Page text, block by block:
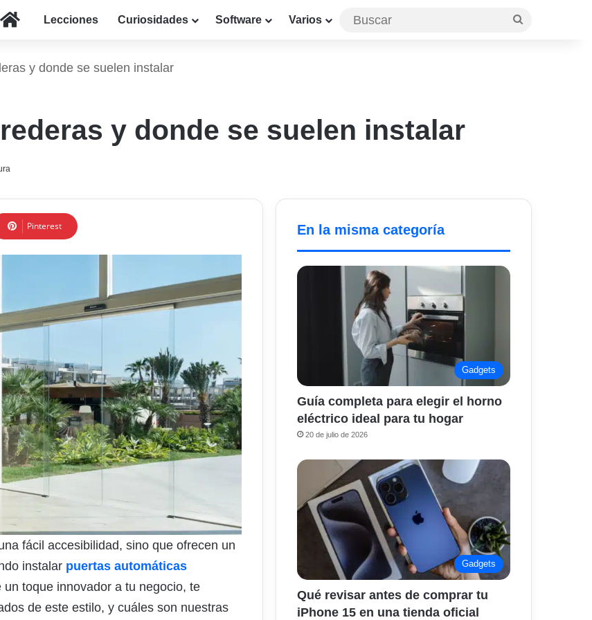
InicioLecciones Curiosidades Software Varios
y donde se suelen instalar
y donde se suelen instalar
Pinterest
fácil accesibilidad, sino que ofrecen un
instalar puertas automáticas
un toque innovador a tu negocio, te
de este estilo, y cuáles son nuestras
En la misma categoría
Gadgets
Guía completa para elegir el horno
eléctrico ideal para tu hogar
20 de julio de 2026
Gadgets
Qué revisar antes de comprar tu
iPhone 15 en una tienda oficial